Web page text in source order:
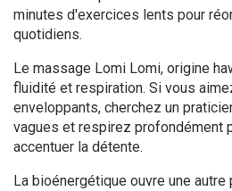
minutes d'exercices lents pour
quotidiens.
Le massage Lomi Lomi, origine
fluidité et respiration. Si vous
enveloppants, cherchez un
vagues et respirez profondément
accentuer la détente.
La bioénergétique ouvre une autre